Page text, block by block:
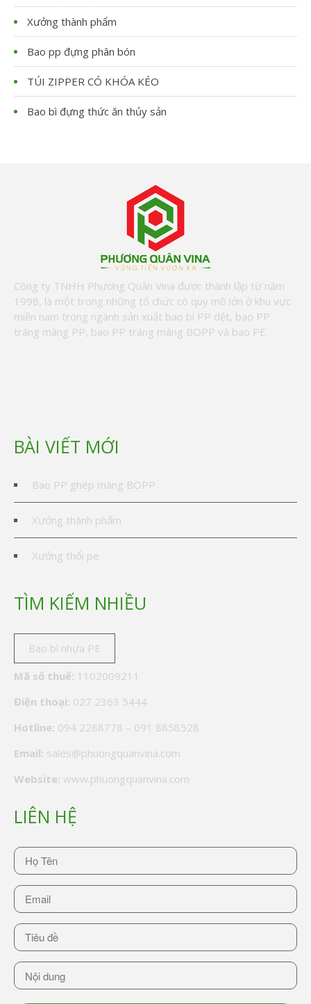
Xưởng thành phẩm
Bao pp đựng phân bón
TÚI ZIPPER CÓ KHÓA KÉO
Bao bì đựng thức ăn thủy sản
Công ty TNHH Phương Quân Vina được thành lập từ năm
1998, là một trong những tổ chức có quy mô lớn ở khu vực
miền nam trong ngành sản xuất bao bì PP dệt, bao PP
tráng màng PP, bao PP tráng màng BOPP và bao PE.
BÀI VIẾT MỚI
Bao PP ghép màng BOPP
Xưởng thành phẩm
Xưởng thổi pe
TÌM KIẾM NHIỀU
Bao bì nhựa PE
Mã số thuế: 1102009211
Điện thoại: 027 2363 5444
Hotline: 094 2288778 – 091 8858528
Email: sales@phuongquanvina.com
Website: www.phuongquanvina.com
LIÊN HỆ